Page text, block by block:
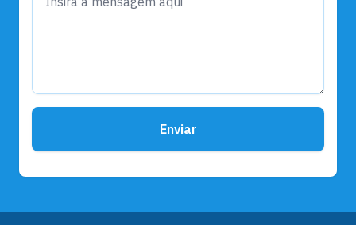
Enviar